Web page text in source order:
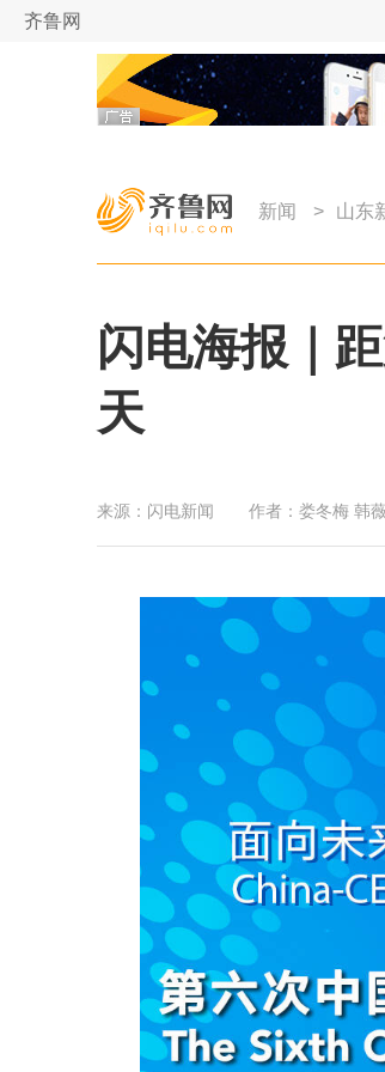
齐鲁网
新闻 > 山东
闪电海报｜
天
来源： 闪电新闻 作者： 娄冬梅 韩